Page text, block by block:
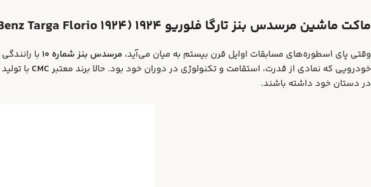
ماکت ماشین مرسدس بنز تارگا فلوریو ۱۹۲۴ (Mercedes-Benz Targa Florio 1924)
وقتی پای اسطوره‌های مسابقات اوایل قرن بیستم به میان می‌آید، مرسدس بنز شماره ۱۰ با رانندگی
خودرویی که نمادی از قدرت، استقامت و تکنولوژی در دوران خود بود. حالا برند معتبر CMC با تولید
در دستان خود داشته باشند.